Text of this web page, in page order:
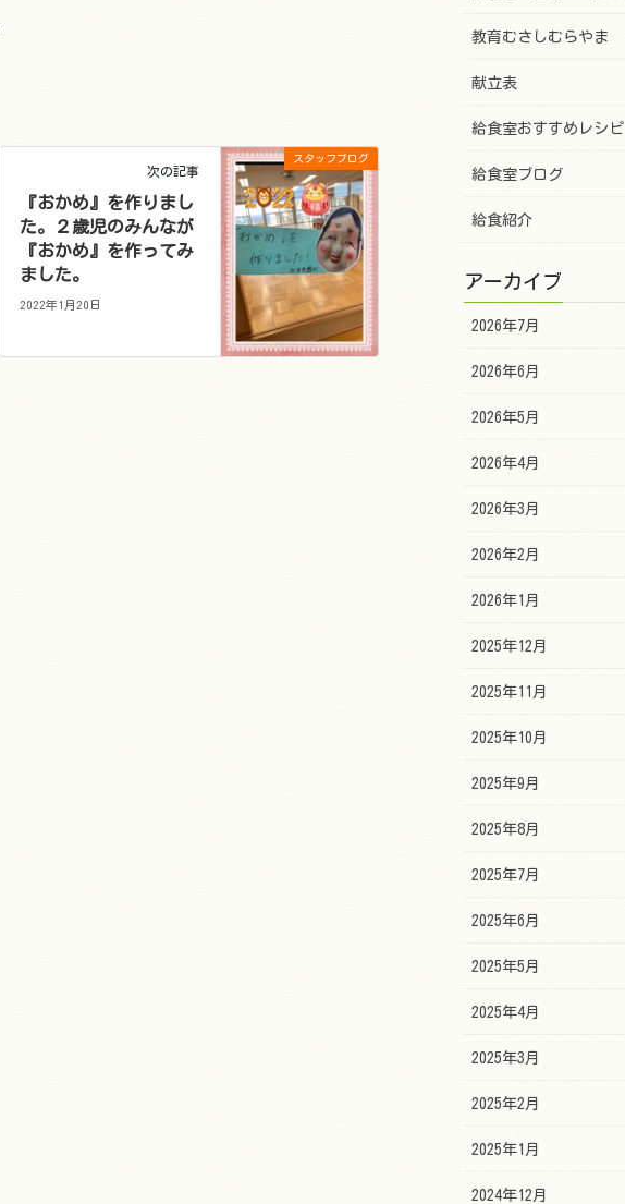
スタッフブログ
次の記事
『おかめ』を作りまし
た。２歳児のみんなが
『おかめ』を作ってみ
ました。
2022年1月20日
教育むさしむらやま
献立表
給食室おすすめレシピ
給食室ブログ
給食紹介
アーカイブ
2026年7月
2026年6月
2026年5月
2026年4月
2026年3月
2026年2月
2026年1月
2025年12月
2025年11月
2025年10月
2025年9月
2025年8月
2025年7月
2025年6月
2025年5月
2025年4月
2025年3月
2025年2月
2025年1月
2024年12月